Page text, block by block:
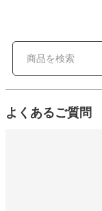
よくあるご質問